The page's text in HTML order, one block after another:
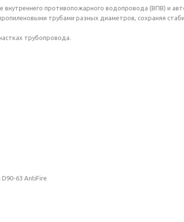
внутреннего противопожарного водопровода (ВПВ) и
трубами разных диаметров, сохраняя
трубопровода.
63 AntiFire